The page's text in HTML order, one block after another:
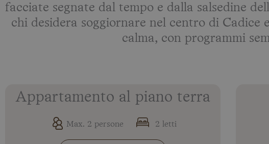
facciate segnate dal tempo e dalla salsedine
chi desidera soggiornare nel centro di
calma, con programmi
Appartamento al piano terra
Max. 2 persone 2 letti